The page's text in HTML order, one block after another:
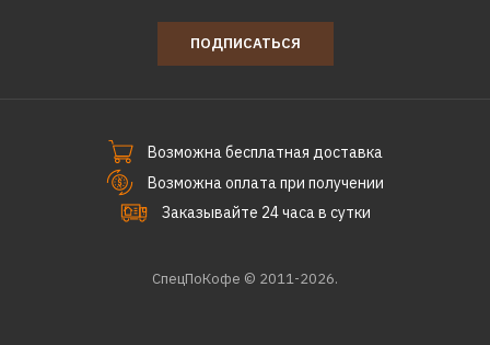
ПОДПИСАТЬСЯ
Возможна бесплатная доставка
Возможна оплата при получении
Заказывайте 24 часа в сутки
СпецПоКофе © 2011-2026.